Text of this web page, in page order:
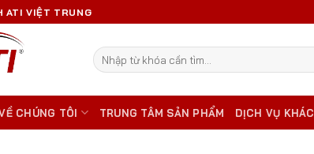
ATI VIỆT TRUNG
Tìm
kiếm:
CHÚNG TÔI TRUNG TÂM SẢN PHẨM DỊCH VỤ KHÁC